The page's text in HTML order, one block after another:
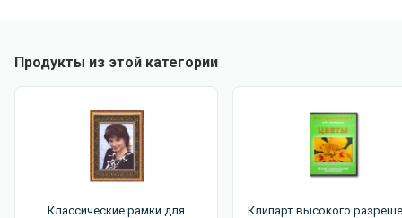
Продукты из этой категории
Классические рамки для
Клипарт высокого